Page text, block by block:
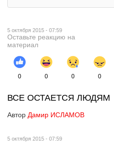
5 октября 2015 - 07:59
Оставьте реакцию на
материал
0 0 0 0
ВСЕ ОСТАЕТСЯ ЛЮДЯМ
Автор Дамир ИСЛАМОВ
5 октября 2015 - 07:59